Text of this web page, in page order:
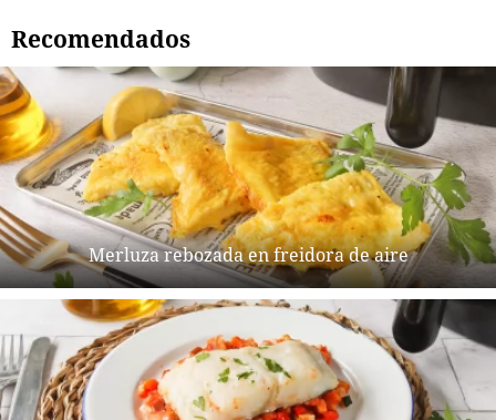
Recomendados
Merluza rebozada en freidora de aire